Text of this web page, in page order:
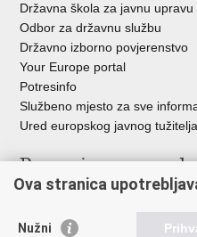
Državna škola za javnu upravu
Odbor za državnu službu
Državno izborno povjerenstvo
Your Europe portal
Potresinfo
Službeno mjesto za sve
Ured europskog javnog tužitelja
Poveznice
Državno odvjetništvo
Ova stranica
Nužni